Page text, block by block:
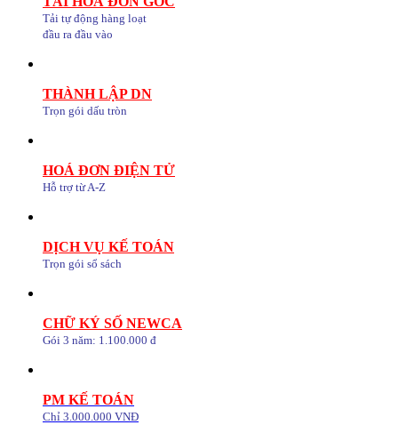
Tải tự động hàng loạt
đầu ra đầu vào
THÀNH LẬP DN
Trọn gói dấu tròn
HOÁ ĐƠN ĐIỆN TỬ
Hỗ trợ từ A-Z
DỊCH VỤ KẾ TOÁN
Trọn gói sổ sách
CHỮ KÝ SỐ NEWCA
Gói 3 năm: 1.100.000 đ
PM KẾ TOÁN
Chỉ 3.000.000 VNĐ